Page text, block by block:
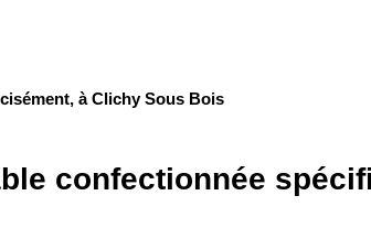
à Clichy Sous Bois
confectionnée